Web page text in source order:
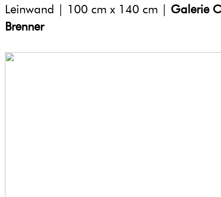
Leinwand | 100 cm x 140 cm | Galerie
Brenner